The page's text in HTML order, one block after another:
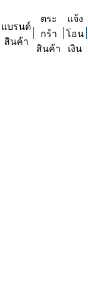
แบรนด์
สินค้า
ตระ
กร้า
สินค้า
แจ้ง
โอน
เงิน